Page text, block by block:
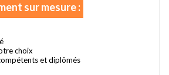
sur mesure :
choix
et diplômés